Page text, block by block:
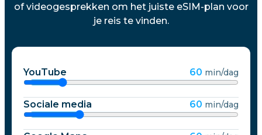
of videogesprekken om het juiste eSIM-plan voor
je reis te vinden.
YouTube 60 min/dag
Sociale media 60 min/dag